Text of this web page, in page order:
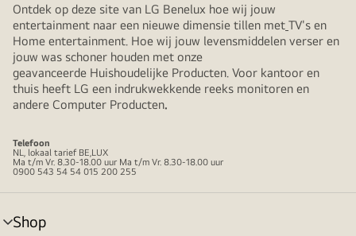
Ontdek op deze site van LG Benelux hoe wij jouw
entertainment naar een nieuwe dimensie tillen met TV's en
Home entertainment. Hoe wij jouw levensmiddelen verser en
jouw was schoner houden met onze
geavanceerde Huishoudelijke Producten. Voor kantoor en
thuis heeft LG een indrukwekkende reeks monitoren en
andere Computer Producten.
Telefoon
NL, lokaal tarief BE,LUX
Ma t/m Vr. 8.30-18.00 uur Ma t/m Vr. 8.30-18.00 uur
0900 543 54 54 015 200 255
Shop
menu